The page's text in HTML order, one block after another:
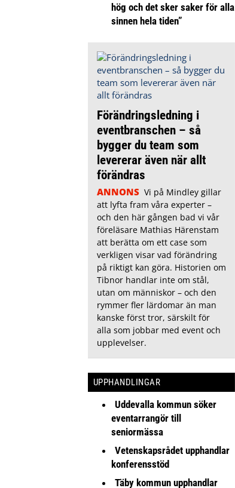
hög och det sker saker för alla
sinnen hela tiden”
Förändringsledning i
eventbranschen – så
bygger du team som
levererar även när allt
förändras
ANNONS Vi på Mindley gillar
att lyfta fram våra experter –
och den här gången bad vi vår
föreläsare Mathias Härenstam
att berätta om ett case som
verkligen visar vad förändring
på riktigt kan göra. Historien om
Tibnor handlar inte om stål,
utan om människor – och den
rymmer fler lärdomar än man
kanske först tror, särskilt för
alla som jobbar med event och
upplevelser.
UPPHANDLINGAR
Uddevalla kommun söker
eventarrangör till
seniormässa
Vetenskapsrådet upphandlar
konferensstöd
Täby kommun upphandlar